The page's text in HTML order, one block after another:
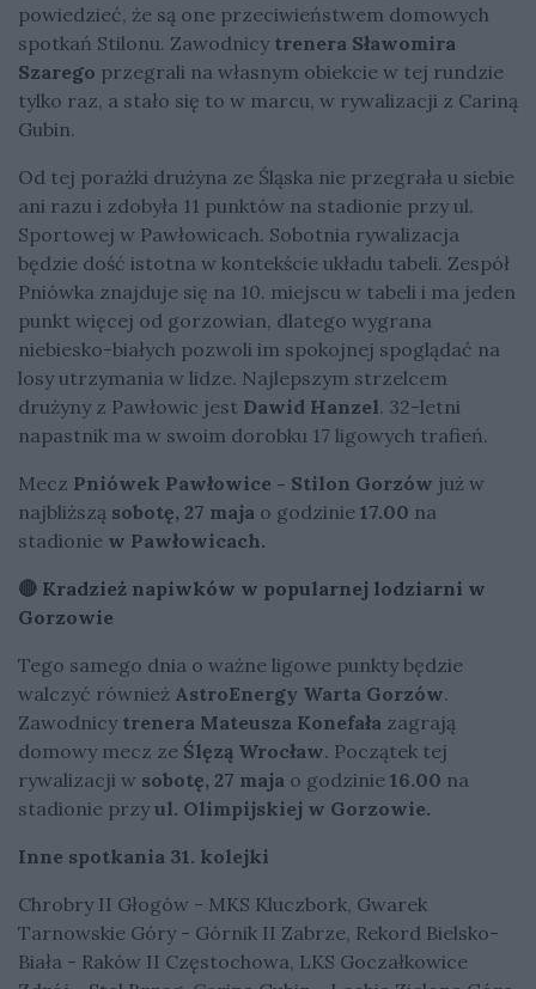
powiedzieć, że są one przeciwieństwem domowych
spotkań Stilonu. Zawodnicy trenera Sławomira
Szarego przegrali na własnym obiekcie w tej rundzie
tylko raz, a stało się to w marcu, w rywalizacji z Cariną
Gubin.
Od tej porażki drużyna ze Śląska nie przegrała u siebie
ani razu i zdobyła 11 punktów na stadionie przy ul.
Sportowej w Pawłowicach. Sobotnia rywalizacja
będzie dość istotna w kontekście układu tabeli. Zespół
Pniówka znajduje się na 10. miejscu w tabeli i ma jeden
punkt więcej od gorzowian, dlatego wygrana
niebiesko-białych pozwoli im spokojnej spoglądać na
losy utrzymania w lidze. Najlepszym strzelcem
drużyny z Pawłowic jest Dawid Hanzel. 32-letni
napastnik ma w swoim dorobku 17 ligowych trafień.
Mecz Pniówek Pawłowice - Stilon Gorzów już w
najbliższą sobotę, 27 maja o godzinie 17.00 na
stadionie w Pawłowicach.
🔴 Kradzież napiwków w popularnej lodziarni w
Gorzowie
Tego samego dnia o ważne ligowe punkty będzie
walczyć również AstroEnergy Warta Gorzów.
Zawodnicy trenera Mateusza Konefała zagrają
domowy mecz ze Ślęzą Wrocław. Początek tej
rywalizacji w sobotę, 27 maja o godzinie 16.00 na
stadionie przy ul. Olimpijskiej w Gorzowie.
Inne spotkania 31. kolejki
Chrobry II Głogów - MKS Kluczbork, Gwarek
Tarnowskie Góry - Górnik II Zabrze, Rekord Bielsko-
Biała - Raków II Częstochowa, LKS Goczałkowice